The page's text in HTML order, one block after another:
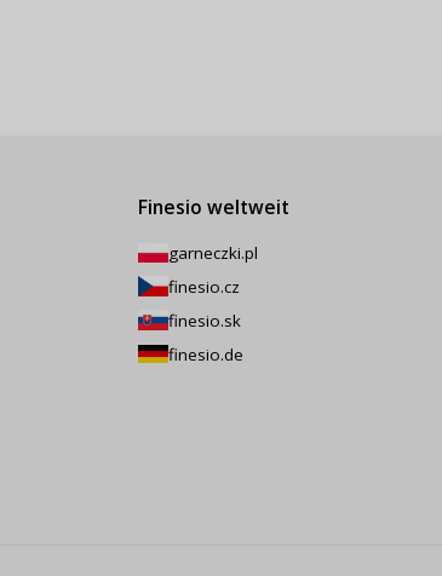
Finesio weltweit
garneczki.pl
finesio.cz
finesio.sk
finesio.de